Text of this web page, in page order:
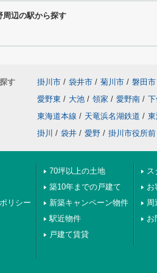
周辺の駅から探す
す 掛川市 / 袋井市 / 菊川市 / 磐田市
愛野東 / 大池 / 領家 / 愛野南 /
東海道本線 / 天竜浜名湖鉄道 /
掛川 / 袋井 / 愛野 / 掛川市役所前
リシー
70坪以上の土地
築10年までの戸建て
新築キャンペーン物件
駅近物件
戸建て賃貸
ス
お
周
お